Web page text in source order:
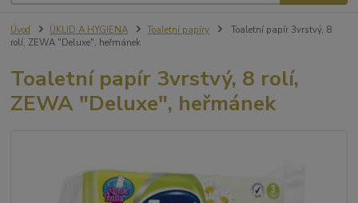
Úvod ÚKLID A HYGIENA Toaletní papíry
Toaletní papír 3vrstvý, 8
rolí, ZEWA "Deluxe", heřmánek
Toaletní papír 3vrstvý, 8 rolí,
ZEWA "Deluxe", heřmánek